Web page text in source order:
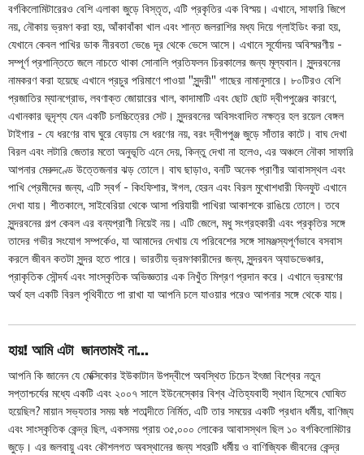
বর্গকিলোমিটারেরও বেশি এলাকা জুড়ে বিস্তৃত, এটি প্রকৃতির এক বিস্ময়। এখানে, সাফারি জিপে
নয়, নৌকায় ভ্রমণ করা হয়, আঁকাবাঁকা খাল এবং শান্ত জলরাশির মধ্য দিয়ে গ্লাইডিং করা হয়,
যেখানে কেবল পাখির ডাক নীরবতা ভেঙে দূর থেকে ভেসে আসে। এখানে সূর্যোদয় অবিস্মরণীয় -
সম্পূর্ণ প্রশান্তিতে জলে নাচতে থাকা সোনালি প্রতিফলন চিরকালের জন্য মূল্যবান। সুন্দরবনের
নামকরণ করা হয়েছে এখানে প্রচুর পরিমাণে পাওয়া "সুন্দরী" গাছের নামানুসারে। ৮০টিরও বেশি
প্রজাতির ম্যানগ্রোভ, লবণাক্ত জোয়ারের খাল, কাদামাটি এবং ছোট ছোট দ্বীপপুঞ্জের কারণে,
এখানকার ভূদৃশ্য যেন একটি চলচ্চিত্রের সেট। সুন্দরবনের অবিসংবাদিত নক্ষত্র হল রয়েল বেঙ্গল
টাইগার - যে ধরণের বাঘ ঘুরে বেড়ায় সে ধরণের নয়, বরং দ্বীপপুঞ্জ জুড়ে সাঁতার কাটে। বাঘ দেখা
বিরল এবং লটারি জেতার মতো অনুভূতি এনে দেয়, কিন্তু দেখা না হলেও, এর অঞ্চলে নৌকা সাফারি
আপনার মেরুদণ্ডে উত্তেজনার ঝড় তোলে। বাঘ ছাড়াও, বনটি অনেক প্রাণীর আবাসস্থল এবং
পাখি প্রেমীদের জন্য, এটি স্বর্গ - কিংফিশার, ঈগল, হেরন এবং বিরল মুখোশধারী ফিনফুট এখানে
দেখা যায়। শীতকালে, সাইবেরিয়া থেকে আসা পরিযায়ী পাখিরা আকাশকে রাঙিয়ে তোলে। তবে
সুন্দরবনের গল্প কেবল এর বন্যপ্রাণী নিয়েই নয়। এটি জেলে, মধু সংগ্রহকারী এবং প্রকৃতির সঙ্গে
তাদের গভীর সংযোগ সম্পর্কেও, যা আমাদের দেখায় যে পরিবেশের সঙ্গে সামঞ্জস্যপূর্ণভাবে বসবাস
করলে জীবন কতটা সুন্দর হতে পারে। ভারতীয় ভ্রমণকারীদের জন্য, সুন্দরবন অ্যাডভেঞ্চার,
প্রাকৃতিক সৌন্দর্য এবং সাংস্কৃতিক অভিজ্ঞতার এক নিখুঁত মিশ্রণ প্রদান করে। এখানে ভ্রমণের
অর্থ হল একটি বিরল পৃথিবীতে পা রাখা যা আপনি চলে যাওয়ার পরেও আপনার সঙ্গে থেকে যায়।
হায়! আমি এটা জানতামই না...
আপনি কি জানেন যে মেক্সিকোর ইউকাটান উপদ্বীপে অবস্থিত চিচেন ইৎজা বিশ্বের নতুন
সপ্তাশ্চর্যের মধ্যে একটি এবং ২০০৭ সালে ইউনেস্কোর বিশ্ব ঐতিহ্যবাহী স্থান হিসেবে ঘোষিত
হয়েছিল? মায়ান সভ্যতার সময় ষষ্ঠ শতাব্দীতে নির্মিত, এটি তার সময়ের একটি প্রধান ধর্মীয়, বাণিজ্য
এবং সাংস্কৃতিক কেন্দ্র ছিল, একসময় প্রায় ৩৫,০০০ লোকের আবাসস্থল ছিল ১০ বর্গকিলোমিটার
জুড়ে। এর জলবায়ু এবং কৌশলগত অবস্থানের জন্য শহরটি ধর্মীয় ও বাণিজ্যিক জীবনের কেন্দ্র